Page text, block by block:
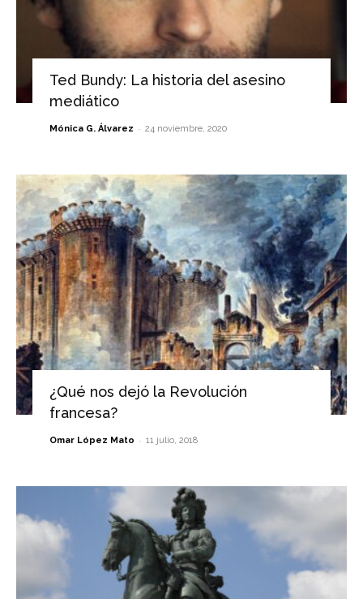
Ted Bundy: La historia del asesino
mediático
Mónica G. Álvarez - 24 noviembre, 2020
¿Qué nos dejó la Revolución
francesa?
Omar López Mato - 11 julio, 2018